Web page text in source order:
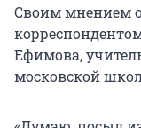
Своим мнением
Ефимова,
московской